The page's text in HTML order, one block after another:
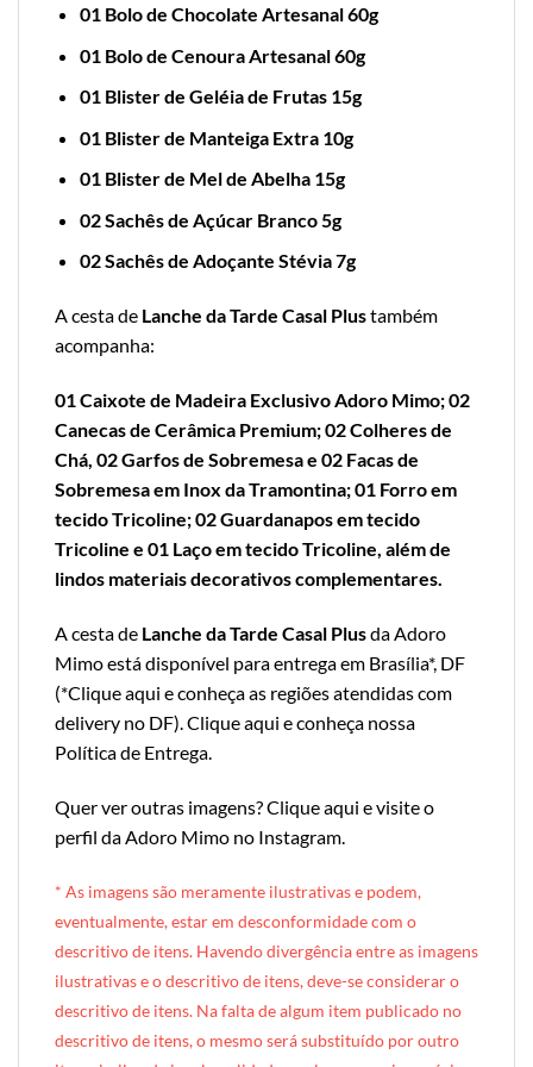
01 Bolo de Chocolate Artesanal 60g
01 Bolo de Cenoura Artesanal 60g
01 Blister de Geléia de Frutas 15g
01 Blister de Manteiga Extra 10g
01 Blister de Mel de Abelha 15g
02 Sachês de Açúcar Branco 5g
02 Sachês de Adoçante Stévia 7g
A cesta de Lanche da Tarde Casal Plustambém
acompanha:
01 Caixote de Madeira Exclusivo Adoro Mimo; 02
Canecas de Cerâmica Premium; 02 Colheres de
Chá, 02 Garfos de Sobremesa e 02 Facas de
Sobremesa em Inox da Tramontina; 01 Forro em
tecido Tricoline; 02 Guardanapos em tecido
Tricoline e 01 Laço em tecido Tricoline, além de
lindos materiais decorativos complementares.
A cesta de Lanche da Tarde Casal Plusda Adoro
Mimo está disponível para entrega em Brasília*, DF
(*Clique aqui e conheça as regiões atendidas com
delivery no DF).Clique aqui e conheça nossa
Política de Entrega.
Quer ver outras imagens?Clique aqui e visite o
perfil da Adoro Mimo no Instagram
* As imagens são meramente ilustrativas e podem,
eventualmente, estar em desconformidade com o
descritivo de itens. Havendo divergência entre as imagens
ilustrativas e o descritivo de itens, deve-se considerar o
descritivo de itens. Na falta de algum item publicado no
descritivo de itens, o mesmo será substituído por outro